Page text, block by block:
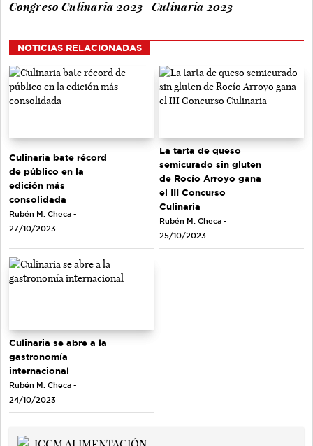
Congreso Culinaria 2023 Culinaria 2023
NOTICIAS RELACIONADAS
Culinaria bate récord
de público en la
edición más
consolidada
Rubén M. Checa -
27/10/2023
La tarta de queso
semicurado sin gluten
de Rocío Arroyo gana
el III Concurso
Culinaria
Rubén M. Checa -
25/10/2023
Culinaria se abre a la
gastronomía
internacional
Rubén M. Checa -
24/10/2023